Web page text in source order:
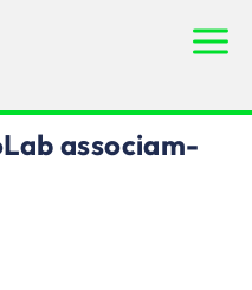
associam-